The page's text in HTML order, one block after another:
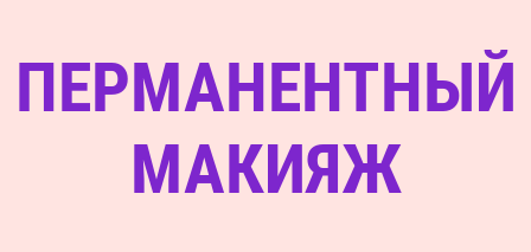
ПЕРМАНЕНТНЫЙ
МАКИЯЖ